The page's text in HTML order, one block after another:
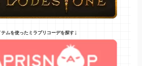
テムを使ったミラプリコーデを探す↓